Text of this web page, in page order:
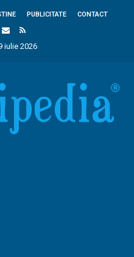
PUBLICITATE CONTACT
iulie 2026